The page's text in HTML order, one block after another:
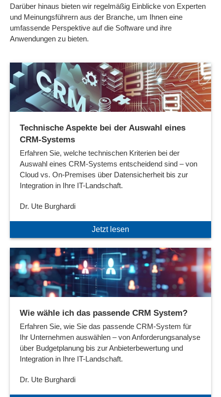
Darüber hinaus bieten wir regelmäßig Einblicke von Experten
und Meinungsführern aus der Branche, um Ihnen eine
umfassende Perspektive auf die Software und ihre
Anwendungen zu bieten.
Technische Aspekte bei der Auswahl eines
CRM-Systems
Erfahren Sie, welche technischen Kriterien bei der
Auswahl eines CRM-Systems entscheidend sind – von
Cloud vs. On-Premises über Datensicherheit bis zur
Integration in Ihre IT-Landschaft.
Dr. Ute Burghardi
Jetzt lesen
Wie wähle ich das passende CRM System?
Erfahren Sie, wie Sie das passende CRM-System für
Ihr Unternehmen auswählen – von Anforderungsanalyse
über Budgetplanung bis zur Anbieterbewertung und
Integration in Ihre IT-Landschaft.
Dr. Ute Burghardi